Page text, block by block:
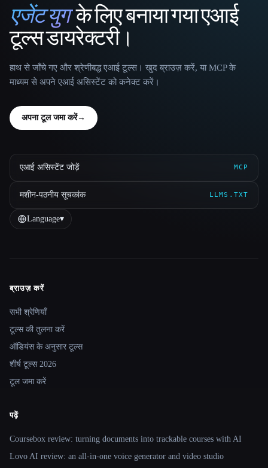
That AI Collection
एजेंट युगके लिए बनाया गया एआई
टूल्स डायरेक्टरी।
हाथ से जाँचे गए और श्रेणीबद्ध एआई टूल्स। खुद ब्राउज़ करें, या MCP के
माध्यम से अपने एआई असिस्टेंट को कनेक्ट करें।
अपना टूल जमा करें→
एआई असिस्टेंट जोड़ें MCP
मशीन-पठनीय सूचकांक LLMS.TXT
Language▾
Site navigation
ब्राउज़ करें
सभी श्रेणियाँ
टूल्स की तुलना करें
ऑडियंस के अनुसार टूल्स
शीर्ष टूल्स 2026
टूल जमा करें
पढ़ें
Coursebox review: turning documents into trackable courses with AI
Lovo AI review: an all-in-one voice generator and video studio